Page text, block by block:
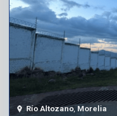
Río Altozano, Morelia